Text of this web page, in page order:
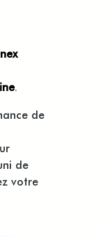
.
de
de
votre